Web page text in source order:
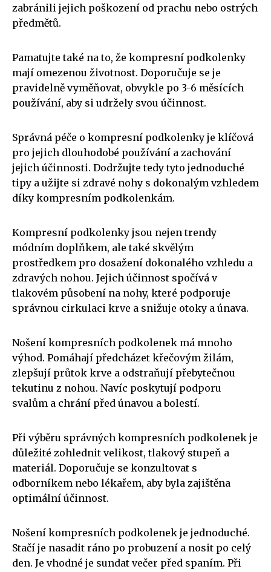
zabránili jejich poškození od prachu nebo ostrých
předmětů.
Pamatujte také na to, že kompresní podkolenky
mají omezenou životnost. Doporučuje se je
pravidelně vyměňovat, obvykle po 3-6 měsících
používání, aby si udržely svou účinnost.
Správná péče o kompresní podkolenky je klíčová
pro jejich dlouhodobé používání a zachování
jejich účinnosti. Dodržujte tedy tyto jednoduché
tipy a užijte si zdravé nohy s dokonalým vzhledem
díky kompresním podkolenkám.
Kompresní podkolenky jsou nejen trendy
módním doplňkem, ale také skvělým
prostředkem pro dosažení dokonalého vzhledu a
zdravých nohou. Jejich účinnost spočívá v
tlakovém působení na nohy, které podporuje
správnou cirkulaci krve a snižuje otoky a únava.
Nošení kompresních podkolenek má mnoho
výhod. Pomáhají předcházet křečovým žilám,
zlepšují průtok krve a odstraňují přebytečnou
tekutinu z nohou. Navíc poskytují podporu
svalům a chrání před únavou a bolestí.
Při výběru správných kompresních podkolenek je
důležité zohlednit velikost, tlakový stupeň a
materiál. Doporučuje se konzultovat s
odborníkem nebo lékařem, aby byla zajištěna
optimální účinnost.
Nošení kompresních podkolenek je jednoduché.
Stačí je nasadit ráno po probuzení a nosit po celý
den. Je vhodné je sundat večer před spaním. Při